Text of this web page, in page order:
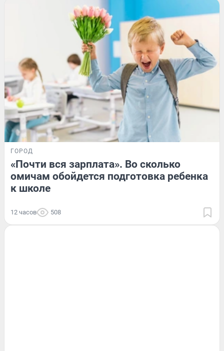
ГОРОД
«Почти вся зарплата». Во сколько
омичам обойдется подготовка ребенка
к школе
12 часов 508